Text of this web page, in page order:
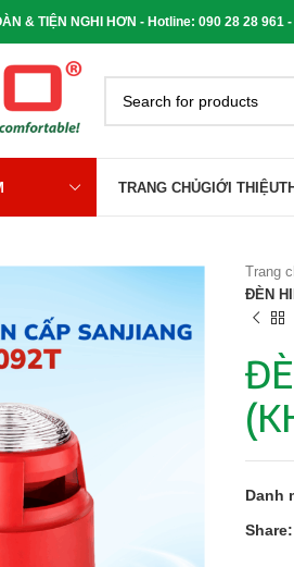
& TIỆN NGHI HƠN - Hotline: 090 28 28 961
TRANG CHỦGIỚI THIỆU
Trang
ĐÈN
Danh
Share: